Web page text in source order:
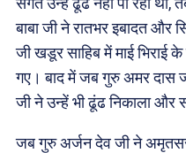
बाबा जी ने रातभर इबादत और
जी खडूर साहिब में माई
गए। बाद में जब गुरु अमर दास
जी ने उन्हें भी ढूंढ निकाला और
जब गुरु अर्जन देव जी ने